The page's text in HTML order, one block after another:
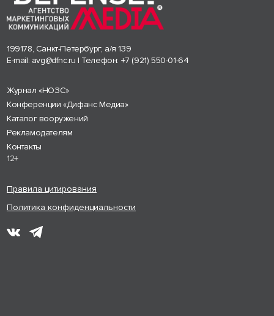
199178, Санкт-Петербург, а/я 139
E-mail: avg@dfnc.ru | Телефон: +7 (921) 550-01-64
Журнал «НОЗС»
Конференции «Дифанс Медиа»
Каталог вооружений
Рекламодателям
Контакты
12+
Правила цитирования
Политика конфиденциальности